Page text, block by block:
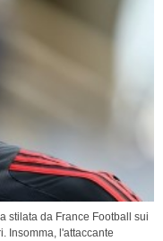
stilata da France Football sui
Insomma, l'attaccante